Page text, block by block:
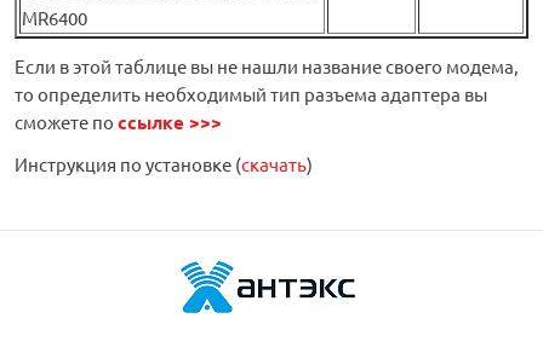
MR6400
Если в этой таблице вы не нашли название своего модема,
то определить необходимый тип разъема адаптера вы
сможете по ссылке >>>
Инструкция по установке (скачать)